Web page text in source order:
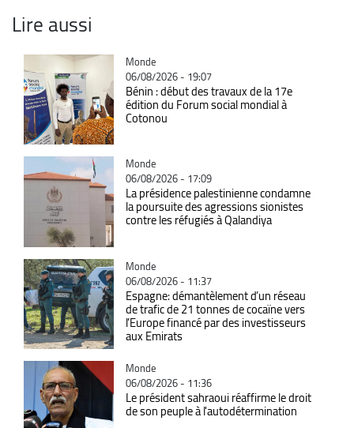
Lire aussi
Catégorie
Monde
06/08/2026 - 19:07
Bénin : début des travaux de la 17e
édition du Forum social mondial à
Cotonou
Catégorie
Monde
06/08/2026 - 17:09
La présidence palestinienne condamne
la poursuite des agressions sionistes
contre les réfugiés à Qalandiya
Catégorie
Monde
06/08/2026 - 11:37
Espagne: démantèlement d’un réseau
de trafic de 21 tonnes de cocaïne vers
l’Europe financé par des investisseurs
aux Emirats
Catégorie
Monde
06/08/2026 - 11:36
Le président sahraoui réaffirme le droit
de son peuple à l'autodétermination